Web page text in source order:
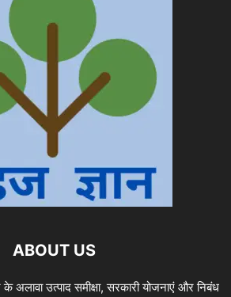
ABOUT US
अलावा उत्पाद समीक्षा, सरकारी योजनाएं और निबंध